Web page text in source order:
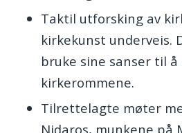
Taktil utforsking av
kirkekunst underveis.
bruke sine sanser til å
kirkerommene.
Tilrettelagte møter
Nidaros, munkene på